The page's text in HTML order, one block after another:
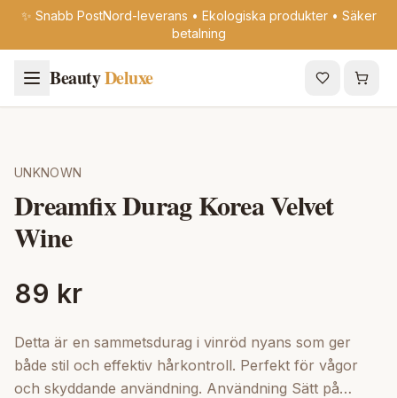
✨ Snabb PostNord-leverans • Ekologiska produkter • Säker
betalning
BeautyDeluxe
UNKNOWN
Dreamfix Durag Korea Velvet
Wine
89 kr
Detta är en sammetsdurag i vinröd nyans som ger
både stil och effektiv hårkontroll. Perfekt för vågor
och skyddande användning. Användning Sätt på